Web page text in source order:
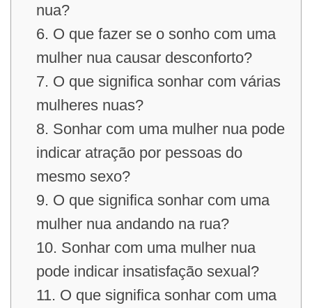
nua?
6. O que fazer se o sonho com uma
mulher nua causar desconforto?
7. O que significa sonhar com várias
mulheres nuas?
8. Sonhar com uma mulher nua pode
indicar atração por pessoas do
mesmo sexo?
9. O que significa sonhar com uma
mulher nua andando na rua?
10. Sonhar com uma mulher nua
pode indicar insatisfação sexual?
11. O que significa sonhar com uma